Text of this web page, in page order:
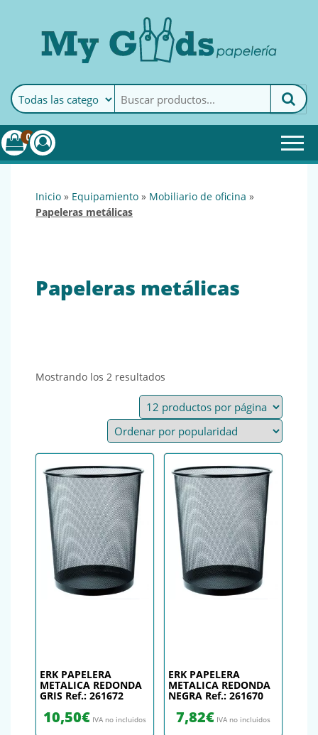
MyGoods · PapeleríaMy Goods es tu papelería
online de confianza. Podrás
encontrar todo lo necesario
0
inicio » equipamiento » mobiliario de oficina »
papeleras metálicas
Papeleras metálicas
Mostrando los 2 resultados
ERK PAPELERA
METALICA REDONDA
GRIS Ref.: 261672
10,50€ IVA no incluidos
ERK PAPELERA
METALICA REDONDA
NEGRA Ref.: 261670
7,82€ IVA no incluidos